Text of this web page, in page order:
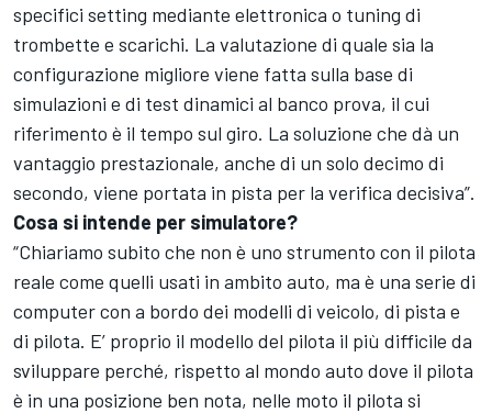
specifici setting mediante elettronica o tuning di
trombette e scarichi. La valutazione di quale sia la
configurazione migliore viene fatta sulla base di
simulazioni e di test dinamici al banco prova, il cui
riferimento è il tempo sul giro. La soluzione che dà un
vantaggio prestazionale, anche di un solo decimo di
secondo, viene portata in pista per la verifica decisiva”.
Cosa si intende per simulatore?
“Chiariamo subito che non è uno strumento con il pilota
reale come quelli usati in ambito auto, ma è una serie di
computer con a bordo dei modelli di veicolo, di pista e
di pilota. E’ proprio il modello del pilota il più difficile da
sviluppare perché, rispetto al mondo auto dove il pilota
è in una posizione ben nota, nelle moto il pilota si